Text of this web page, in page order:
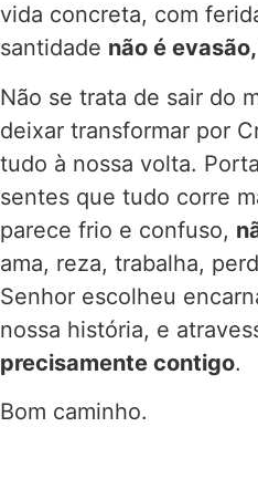
vida concreta, com
santidade não é
Não se trata de sair do
deixar transformar por
tudo à nossa volta.
sentes que tudo corre
parece frio e confuso,
ama, reza, trabalha,
Senhor escolheu
nossa história, e
precisamente contigo.
Bom caminho.